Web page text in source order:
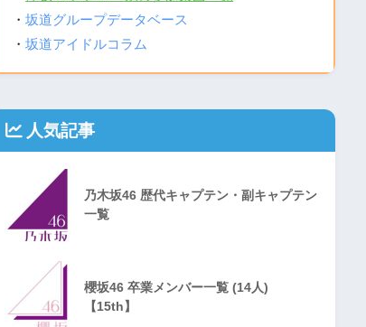
・坂道グループデータベース
・坂道アイドルコラム
人気記事
乃木坂46 歴代キャプテン・副キャプテン
一覧
櫻坂46 卒業メンバー一覧 (14人)
【15th】